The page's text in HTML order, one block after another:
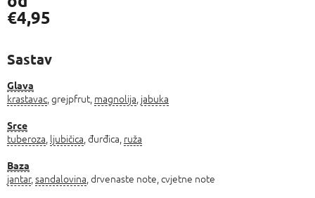
€4,95
Izmjeri
Sastav
Glava
krastavac , grejpfrut, magnolija jabuka
Srce
tuberoza ljubičica , đurđica, ruža
Baza
jantar, sandalovina , drvenaste note, cvjetne note